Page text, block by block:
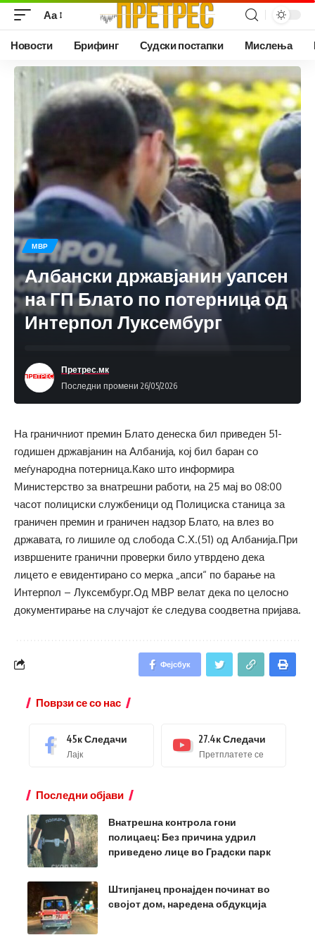
Аа
Новости Брифинг Судски постапки Мислења
МВР
Албански државјанин уапсен
на ГП Блато по потерница од
Интерпол Луксембург
Последни промени 26/05/2026
Претрес.мк
На граничниот премин Блато денеска бил приведен 51-
годишен државјанин на Албанија, кој бил баран со
меѓународна потерница.Како што информира
Министерство за внатрешни работи, на 25 мај во 08:00
часот полициски службеници од Полициска станица за
граничен премин и граничен надзор Блато, на влез во
државата, го лишиле од слобода С.Х.(51) од Албанија.При
извршените гранични проверки било утврдено дека
лицето е евидентирано со мерка „апси“ по барање на
Интерпол – Луксембург.Од МВР велат дека по целосно
документирање на случајот ќе следува соодветна пријава.
Фејсбук
Поврзи се со нас
45кСледачи
Лајк
27.4кСледачи
Претплатете се
Последни објави
Внатрешна контрола гони
полицаец: Без причина удрил
приведено лице во Градски парк
Штипјанец пронајден починат во
својот дом, наредена обдукција